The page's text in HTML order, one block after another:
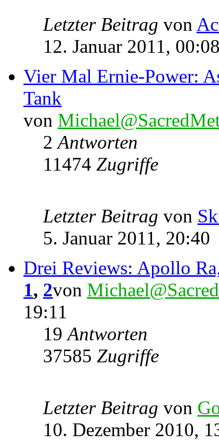
Letzter Beitrag von
12. Januar 2011,
Vier Mal Ernie-Power:
Tank
von
2Antworten
11474 Zugriffe
Letzter Beitrag von
5. Januar 2011, 20:40
Drei Reviews: Apollo
1, 2von
19:11
19Antworten
37585 Zugriffe
Letzter Beitrag von
10. Dezember 2010,